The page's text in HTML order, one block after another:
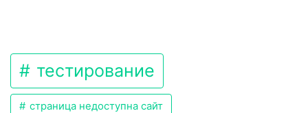
тестирование
страница недоступна сайт